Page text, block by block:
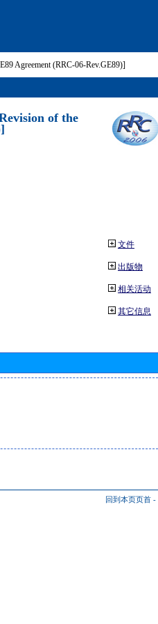
Agreement (RRC-06-Rev.GE89)]
of the
文件
出版物
相关活动
其它信息
回到本页页首 -